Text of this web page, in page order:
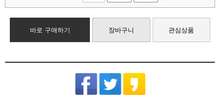
바로 구매하기 장바구니 관심상품